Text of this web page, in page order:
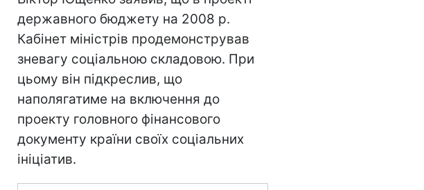
державного бюджету на 2008 р.
Кабінет міністрів продемонстрував
зневагу соціальною складовою. При
цьому він підкреслив, що
наполягатиме на включення до
проекту головного фінансового
документу країни своїх соціальних
ініціатив.